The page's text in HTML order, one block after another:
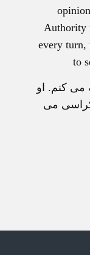
Authority
every turn,
to
می کنم. او
می